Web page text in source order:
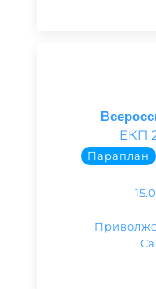
ЕКП
Параплан